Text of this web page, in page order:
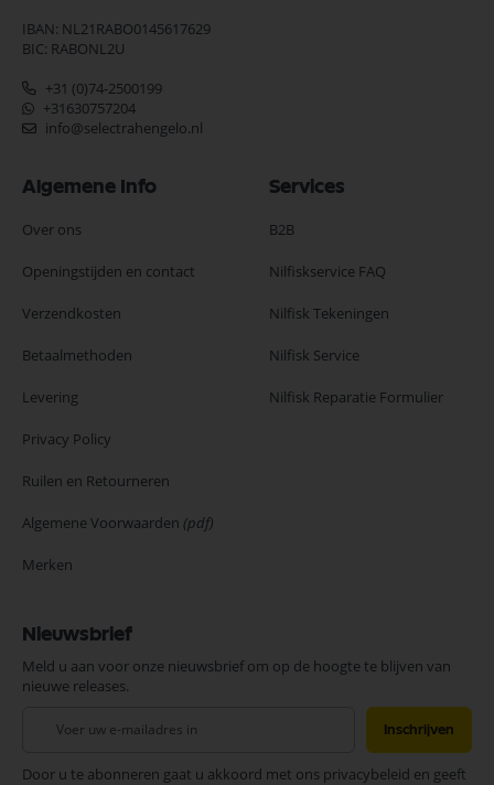
IBAN: NL21RABO0145617629
BIC: RABONL2U
+31 (0)74-2500199
+31630757204
info@selectrahengelo.nl
Algemene Info
Over ons
Openingstijden en contact
Verzendkosten
Betaalmethoden
Levering
Privacy Policy
Ruilen en Retourneren
Algemene Voorwaarden (pdf)
Merken
Services
B2B
Nilfiskservice FAQ
Nilfisk Tekeningen
Nilfisk Service
Nilfisk Reparatie Formulier
Nieuwsbrief
Meld u aan voor onze nieuwsbrief om op de hoogte te blijven van
nieuwe releases.
onze
Inschrijven
Door u te abonneren gaat u akkoord met ons privacybeleid en geeft